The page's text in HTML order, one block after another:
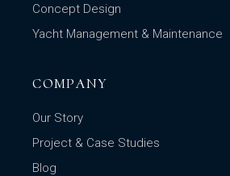
Concept Design
Yacht Management & Maintenance
COMPANY
Our Story
Project & Case Studies
Blog